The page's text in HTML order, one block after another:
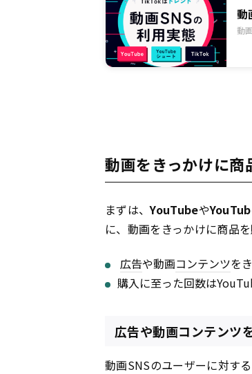
動
動
動画をきっかけに
まずは、YouTubeや
に、動画をきっかけに商品
広告や動画コンテンツを
購入に至った回数は
広告や動画コンテンツ
動画SNSのユーザーに対す